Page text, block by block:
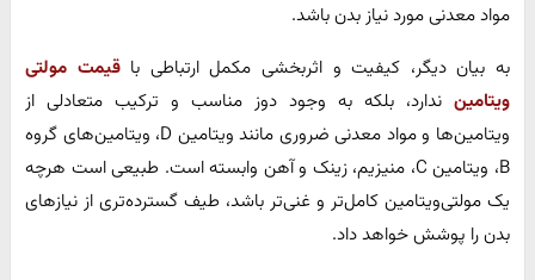
مواد معدنی مورد نیاز بدن باشد.
به بیان دیگر، کیفیت و اثربخشی مکمل ارتباطی باقیمت مولتی
ویتامین ندارد، بلکه به وجود دوز مناسب و ترکیب متعادلی از
ویتامین‌ها و مواد معدنی ضروری مانند ویتامین D، ویتامین‌های گروه
B، ویتامین C، منیزیم، زینک و آهن وابسته است. طبیعی است هرچه
یک مولتی‌ویتامین کامل‌تر و غنی‌تر باشد، طیف گسترده‌تری از نیازهای
بدن را پوشش خواهد داد.